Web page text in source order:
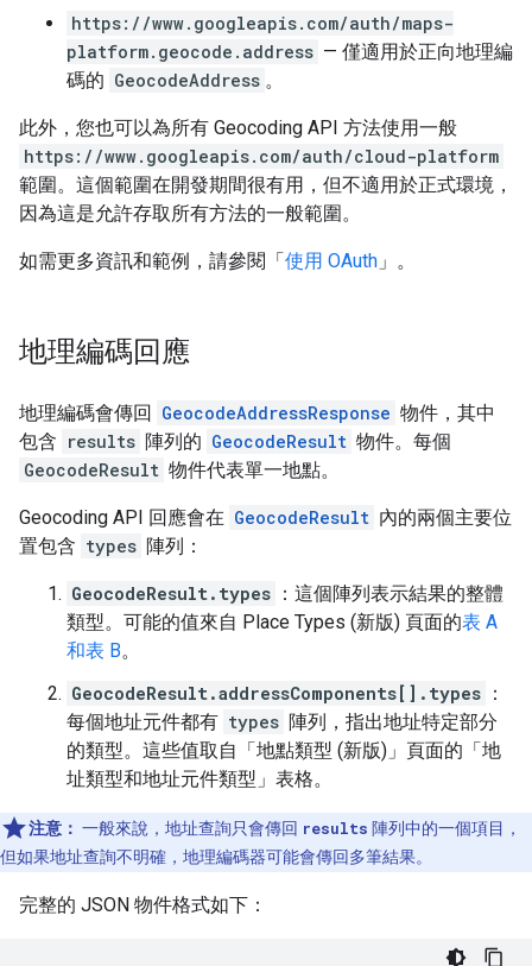
https://www.googleapis.com/auth/maps-
platform.geocode.address — 僅適用於正向地理編
碼的 GeocodeAddress 。
此外，您也可以為所有 Geocoding API 方法使用一般
https://www.googleapis.com/auth/cloud-platform
範圍。這個範圍在開發期間很有用，但不適用於正式環境，
因為這是允許存取所有方法的一般範圍。
如需更多資訊和範例，請參閱「使用 OAuth 」。
地理編碼回應
地理編碼會傳回 GeocodeAddressResponse 物件，其中
包含 results 陣列的 GeocodeResult 物件。每個
GeocodeResult 物件代表單一地點。
Geocoding API 回應會在 GeocodeResult 內的兩個主要位
置包含 types 陣列：
GeocodeResult.types ：這個陣列表示結果的整體
類型。可能的值來自 Place Types (新版) 頁面的表 A
和表 B。
GeocodeResult.addressComponents[].types ：
每個地址元件都有 types 陣列，指出地址特定部分
的類型。這些值取自「地點類型 (新版)」頁面的「地
址類型和地址元件類型」 表格。
注意： 一般來說，地址查詢只會傳回 results 陣列中的一個項目，
但如果地址查詢不明確，地理編碼器可能會傳回多筆結果。
完整的 JSON 物件格式如下：